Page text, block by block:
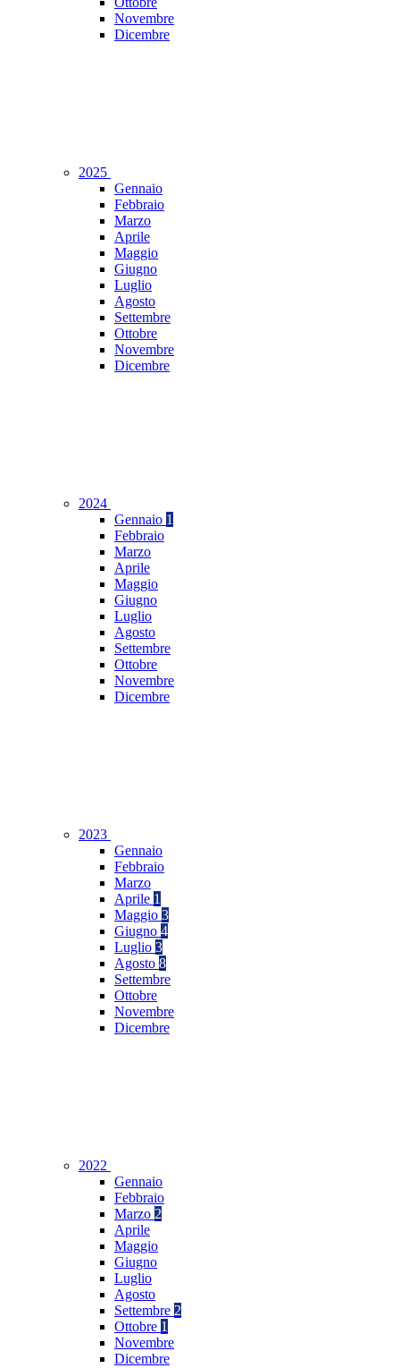
Novembre
Dicembre
2025
Gennaio
Febbraio
Marzo
Aprile
Maggio
Giugno
Luglio
Agosto
Settembre
Ottobre
Novembre
Dicembre
2024
Gennaio 1
Febbraio
Marzo
Aprile
Maggio
Giugno
Luglio
Agosto
Settembre
Ottobre
Novembre
Dicembre
2023
Gennaio
Febbraio
Marzo
Aprile 1
Maggio 3
Giugno 4
Luglio 3
Agosto 8
Settembre
Ottobre
Novembre
Dicembre
2022
Gennaio
Febbraio
Marzo 2
Aprile
Maggio
Giugno
Luglio
Agosto
Settembre 2
Ottobre 1
Novembre
Dicembre